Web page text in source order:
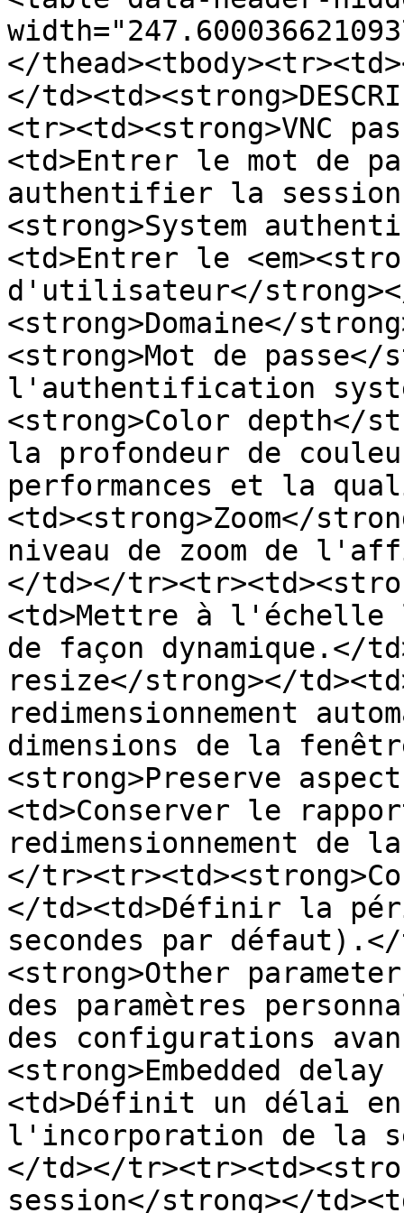
</
</
<tr><td><strong>VNC
<td>Entrer le mot de
authentifier la session
<strong>System
<td>Entrer le
d'utilisateur</strong></
<strong>Domaine</
<strong>Mot de passe</
l'authentification
<strong>Color depth</
la profondeur de
performances et la
<td><strong>Zoom</
niveau de zoom de
</td></
<td>Mettre à l'échelle
de façon dynamique.</
resize</strong></
redimensionnement
dimensions de la
<strong>Preserve
<td>Conserver le
redimensionnement de
</
</td><td>Définir la
secondes par
<strong>Other
des paramètres
des configurations
<strong>Embedded
<td>Définit un délai
l'incorporation de la
</td></
session</strong></